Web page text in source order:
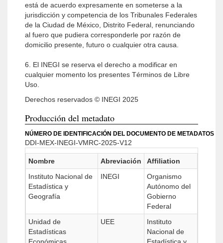
está de acuerdo expresamente en someterse a la
jurisdicción y competencia de los Tribunales Federales
de la Ciudad de México, Distrito Federal, renunciando
al fuero que pudiera corresponderle por razón de
domicilio presente, futuro o cualquier otra causa.
6. El INEGI se reserva el derecho a modificar en
cualquier momento los presentes Términos de Libre
Uso.
Derechos reservados © INEGI 2025
Producción del metadato
NÚMERO DE IDENTIFICACIÓN DEL DOCUMENTO DE METADATOS
DDI-MEX-INEGI-VMRC-2025-V12
Nombre Abreviación
Affiliation
Instituto Nacional de
Estadística y
Geografía
INEGI
Organismo
Autónomo del
Gobierno
Federal
Unidad de
Estadísticas
UEE
Instituto
Nacional de